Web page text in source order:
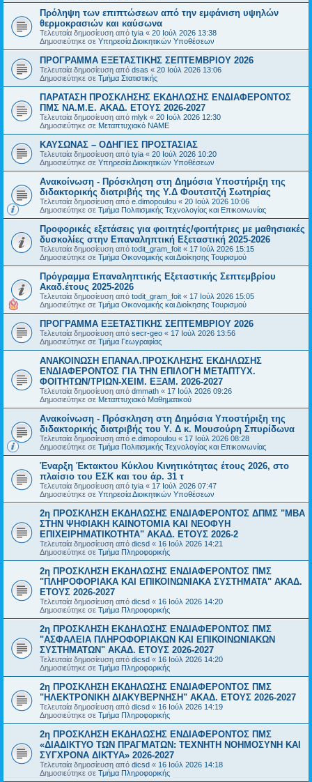
Πρόληψη των επιπτώσεων από την εμφάνιση υψηλών
θερμοκρασιών και καύσωνα
Τελευταία δημοσίευση από tyia « 20 Ιούλ 2026 13:38
Δημοσιεύτηκε σε Υπηρεσία Διοικητικών Υποθέσεων
ΠΡΟΓΡΑΜΜΑ ΕΞΕΤΑΣΤΙΚΗΣ ΣΕΠΤΕΜΒΡΙΟΥ 2026
Τελευταία δημοσίευση από dsas « 20 Ιούλ 2026 13:06
Δημοσιεύτηκε σε Τμήμα Στατιστικής
ΠΑΡΑΤΑΣΗ ΠΡΟΣΚΛΗΣΗΣ ΕΚΔΗΛΩΣΗΣ ΕΝΔΙΑΦΕΡΟΝΤΟΣ
ΠΜΣ ΝΑ.Μ.Ε. ΑΚΑΔ. ΕΤΟΥΣ 2026-2027
Τελευταία δημοσίευση από mlyk « 20 Ιούλ 2026 12:30
Δημοσιεύτηκε σε Μεταπτυχιακό ΝΑΜΕ
ΚΑΥΣΩΝΑΣ – ΟΔΗΓΙΕΣ ΠΡΟΣΤΑΣΙΑΣ
Τελευταία δημοσίευση από tyia « 20 Ιούλ 2026 10:20
Δημοσιεύτηκε σε Υπηρεσία Διοικητικών Υποθέσεων
Ανακοίνωση - Πρόσκληση στη Δημόσια Υποστήριξη της
διδακτορικής διατριβής της Υ.Δ Φουτσιτζή Σωτηρίας
Τελευταία δημοσίευση από e.dimopoulou « 20 Ιούλ 2026 10:06
Δημοσιεύτηκε σε Τμήμα Πολιτισμικής Τεχνολογίας και Επικοινωνίας
Προφορικές εξετάσεις για φοιτητές/φοιτήτριες με μαθησιακές
δυσκολίες στην Επαναληπτική Εξεταστική 2025-2026
Τελευταία δημοσίευση από todit_gram_foit « 17 Ιούλ 2026 15:15
Δημοσιεύτηκε σε Τμήμα Οικονομικής και Διοίκησης Τουρισμού
Πρόγραμμα Επαναληπτικής Εξεταστικής Σεπτεμβρίου
Ακαδ.έτους 2025-2026
Τελευταία δημοσίευση από todit_gram_foit « 17 Ιούλ 2026 15:05
Δημοσιεύτηκε σε Τμήμα Οικονομικής και Διοίκησης Τουρισμού
ΠΡΟΓΡΑΜΜΑ ΕΞΕΤΑΣΤΙΚΗΣ ΣΕΠΤΕΜΒΡΙΟΥ 2026
Τελευταία δημοσίευση από secr-geo « 17 Ιούλ 2026 13:56
Δημοσιεύτηκε σε Τμήμα Γεωγραφίας
ΑΝΑΚΟΙΝΩΣΗ ΕΠΑΝΑΛ.ΠΡΟΣΚΛΗΣΗΣ ΕΚΔΗΛΩΣΗΣ
ΕΝΔΙΑΦΕΡΟΝΤΟΣ ΓΙΑ ΤΗΝ ΕΠΙΛΟΓΗ ΜΕΤΑΠΤΥΧ.
ΦΟΙΤΗΤΩΝ/ΤΡΙΩΝ-ΧΕΙΜ. ΕΞΑΜ. 2026-2027
Τελευταία δημοσίευση από dmmath « 17 Ιούλ 2026 09:26
Δημοσιεύτηκε σε Μεταπτυχιακό Μαθηματικού
Ανακοίνωση - Πρόσκληση στη Δημόσια Υποστήριξη της
διδακτορικής διατριβής του Υ. Δ κ. Μουσούρη Σπυρίδωνα
Τελευταία δημοσίευση από e.dimopoulou « 17 Ιούλ 2026 08:28
Δημοσιεύτηκε σε Τμήμα Πολιτισμικής Τεχνολογίας και Επικοινωνίας
Έναρξη Έκτακτου Κύκλου Κινητικότητας έτους 2026, στο
πλαίσιο του ΕΣΚ και του άρ. 31 τ
Τελευταία δημοσίευση από tyia « 17 Ιούλ 2026 07:47
Δημοσιεύτηκε σε Υπηρεσία Διοικητικών Υποθέσεων
2η ΠΡΟΣΚΛΗΣΗ ΕΚΔΗΛΩΣΗΣ ΕΝΔΙΑΦΕΡΟΝΤΟΣ ΔΠΜΣ "ΜΒΑ
ΣΤΗΝ ΨΗΦΙΑΚΗ ΚΑΙΝΟΤΟΜΙΑ ΚΑΙ ΝΕΟΦΥΗ
ΕΠΙΧΕΙΡΗΜΑΤΙΚΟΤΗΤΑ" ΑΚΑΔ. ΕΤΟΥΣ 2026-2
Τελευταία δημοσίευση από dicsd « 16 Ιούλ 2026 14:21
Δημοσιεύτηκε σε Τμήμα Πληροφορικής
2η ΠΡΟΣΚΛΗΣΗ ΕΚΔΗΛΩΣΗΣ ΕΝΔΙΑΦΕΡΟΝΤΟΣ ΠΜΣ
"ΠΛΗΡΟΦΟΡΙΑΚΑ ΚΑΙ ΕΠΙΚΟΙΝΩΝΙΑΚΑ ΣΥΣΤΗΜΑΤΑ" ΑΚΑΔ.
ΕΤΟΥΣ 2026-2027
Τελευταία δημοσίευση από dicsd « 16 Ιούλ 2026 14:20
Δημοσιεύτηκε σε Τμήμα Πληροφορικής
2η ΠΡΟΣΚΛΗΣΗ ΕΚΔΗΛΩΣΗΣ ΕΝΔΙΑΦΕΡΟΝΤΟΣ ΠΜΣ
"ΑΣΦΑΛΕΙΑ ΠΛΗΡΟΦΟΡΙΑΚΩΝ ΚΑΙ ΕΠΙΚΟΙΝΩΝΙΑΚΩΝ
ΣΥΣΤΗΜΑΤΩΝ" ΑΚΑΔ. ΕΤΟΥΣ 2026-2027
Τελευταία δημοσίευση από dicsd « 16 Ιούλ 2026 14:20
Δημοσιεύτηκε σε Τμήμα Πληροφορικής
2η ΠΡΟΣΚΛΗΣΗ ΕΚΔΗΛΩΣΗΣ ΕΝΔΙΑΦΕΡΟΝΤΟΣ ΠΜΣ
"ΗΛΕΚΤΡΟΝΙΚΗ ΔΙΑΚΥΒΕΡΝΗΣΗ" ΑΚΑΔ. ΕΤΟΥΣ 2026-2027
Τελευταία δημοσίευση από dicsd « 16 Ιούλ 2026 14:19
Δημοσιεύτηκε σε Τμήμα Πληροφορικής
2η ΠΡΟΣΚΛΗΣΗ ΕΚΔΗΛΩΣΗΣ ΕΝΔΙΑΦΕΡΟΝΤΟΣ ΠΜΣ
«ΔΙΑΔΙΚΤΥΟ ΤΩΝ ΠΡΑΓΜΑΤΩΝ: ΤΕΧΝΗΤΗ ΝΟΗΜΟΣΥΝΗ ΚΑΙ
ΣΥΓΧΡΟΝΑ ΔΙΚΤΥΑ» 2026-2027
Τελευταία δημοσίευση από dicsd « 16 Ιούλ 2026 14:18
Δημοσιεύτηκε σε Τμήμα Πληροφορικής